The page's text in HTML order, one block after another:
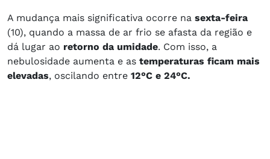
A mudança mais significativa ocorre na sexta-feira
(10), quando a massa de ar frio se afasta da região e
dá lugar ao retorno da umidade. Com isso, a
nebulosidade aumenta e as temperaturas ficam mais
elevadas, oscilando entre 12°C e 24°C.